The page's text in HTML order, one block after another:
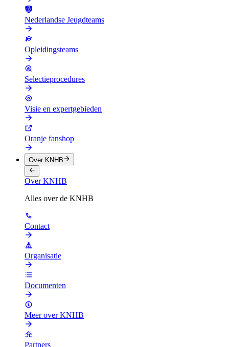
Nederlandse Jeugdteams
Opleidingsteams
Selectieprocedures
Visie en expertgebieden
Oranje fanshop
Over KNHB
Over KNHB
Alles over de KNHB
Contact
Organisatie
Documenten
Meer over KNHB
Partners